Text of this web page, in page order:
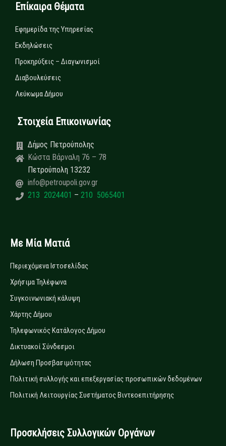
Επίκαιρα Θέματα
Εφημερίδα της Υπηρεσίας
Εκδηλώσεις
Προκηρύξεις – Διαγωνισμοί
Διαβουλεύσεις
Λεύκωμα Δήμου
Στοιχεία Επικοινωνίας
Δήμος Πετρούπολης
Κώστα Βάρναλη 76 – 78
Πετρούπολη 13232
info@petroupoli.gov.gr
213 2024401 – 210 5065401
Με Μία Ματιά
Περιεχόμενα Ιστοσελίδας
Χρήσιμα Τηλέφωνα
Συγκοινωνιακή κάλυψη
Χάρτης Δήμου
Τηλεφωνικός Κατάλογος Δήμου
Δικτυακοί Σύνδεσμοι
Δήλωση Προσβασιμότητας
Πολιτική συλλογής και επεξεργασίας προσωπικών δεδομένων
Πολιτική Λειτουργίας Συστήματος Βιντεοεπιτήρησης
Προσκλήσεις Συλλογικών Οργάνων